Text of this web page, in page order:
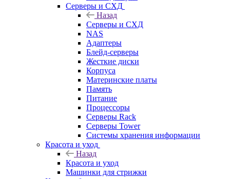
Серверы и СХД
Назад
Серверы и СХД
NAS
Адаптеры
Блейд-серверы
Жесткие диски
Корпуса
Материнские платы
Память
Питание
Процессоры
Серверы Rack
Серверы Tower
Системы хранения информации
Красота и уход
Назад
Красота и уход
Машинки для стрижки